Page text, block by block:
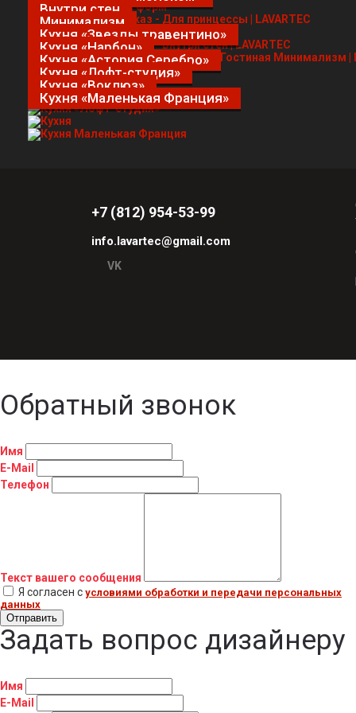
Внутри стен
Минимализм
Кухня «Звезды травентино»
Кухня «Нарбон»
Кухня «Астория Серебро»
Кухня «Лофт-студия»
Кухня «Воклюз»
Кухня «Маленькая Франция»
+7 (812) 954-53-99
info.lavartec@gmail.com
VK
Обратный звонок
Имя
E-Mail
Телефон
Текст вашего сообщения
Я согласен с условиями обработки и передачи персональных
данных
Отправить
Задать вопрос дизайнеру
Имя
E-Mail